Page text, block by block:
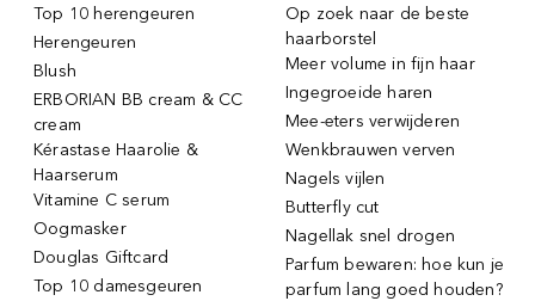
Top 10 herengeuren
Herengeuren
Blush
ERBORIAN BB cream & CC
cream
Kérastase Haarolie &
Haarserum
Vitamine C serum
Oogmasker
Douglas Giftcard
Top 10 damesgeuren
Op zoek naar de beste
haarborstel
Meer volume in fijn haar
Ingegroeide haren
Mee-eters verwijderen
Wenkbrauwen verven
Nagels vijlen
Butterfly cut
Nagellak snel drogen
Parfum bewaren: hoe kun je
parfum lang goed houden?